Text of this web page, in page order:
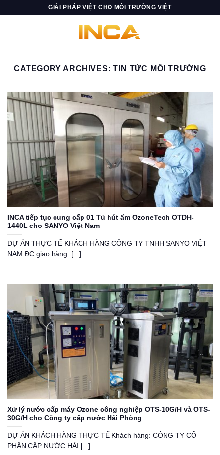
GIẢI PHÁP VIỆT CHO MÔI TRƯỜNG VIỆT
CATEGORY ARCHIVES:TIN TỨC MÔI TRƯỜNG
INCA tiếp tục cung cấp 01 Tủ hút ẩm OzoneTech OTDH-
1440L cho SANYO Việt Nam
DỰ ÁN THỰC TẾ KHÁCH HÀNG CÔNG TY TNHH SANYO VIỆT
NAM ĐC giao hàng: [...]
Xử lý nước cấp máy Ozone công nghiệp OTS-10G/H và OTS-
30G/H cho Công ty cấp nước Hải Phòng
DỰ ÁN KHÁCH HÀNG THỰC TẾ Khách hàng: CÔNG TY CỔ
PHẦN CẤP NƯỚC HẢI [...]